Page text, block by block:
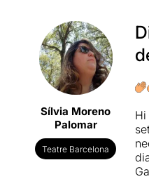
Sílvia Moreno
Palomar
Teatre Barcelona
Hi